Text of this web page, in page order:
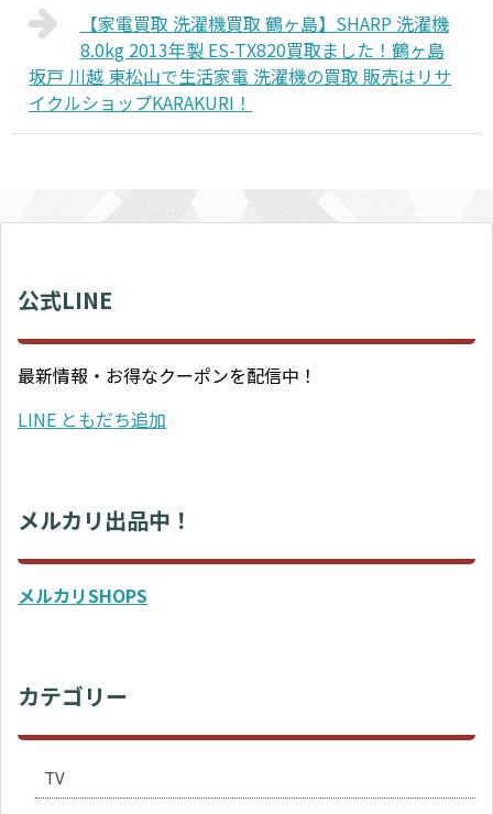
【家電買取 洗濯機買取 鶴ヶ島】SHARP 洗濯機
8.0kg 2013年製 ES-TX820買取ました！鶴ヶ島
坂戸 川越 東松山で生活家電 洗濯機の買取 販売はリサ
イクルショップKARAKURI！
公式LINE
最新情報・お得なクーポンを配信中！
LINE ともだち追加
メルカリ出品中！
メルカリSHOPS
カテゴリー
TV